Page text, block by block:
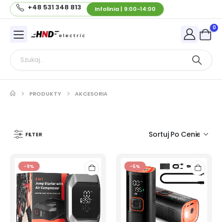
+48 531 348 813 Infolinia | 9:00-14:00
0
PRODUKTY AKCESORIA
FILTER
-9% -5%